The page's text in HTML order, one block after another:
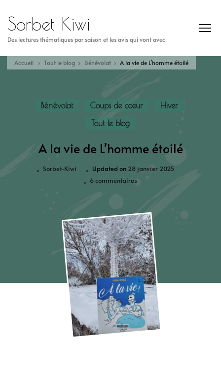
Sorbet Kiwi
Des lectures thématiques par saison et les avis qui vont avec
Accueil Tout le blog Bénévolat A la vie de L’homme étoilé
Bénévolat Coups de coeur
Hiver
Tout le blog
A la vie de L’homme étoilé
Sorbet-Kiwi Updated on 28 janvier 2025
6 commentaires